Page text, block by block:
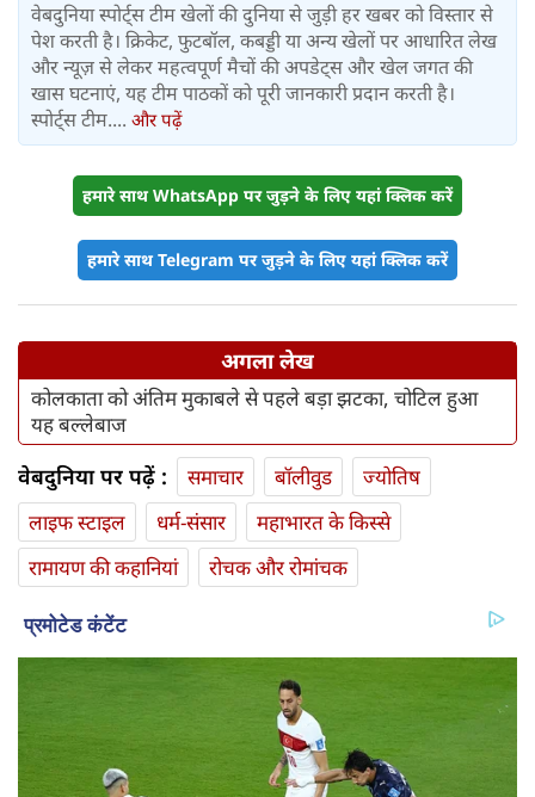
वेबदुनिया स्पोर्ट्स टीम खेलों की दुनिया से जुड़ी हर खबर को विस्तार से
पेश करती है। क्रिकेट, फुटबॉल, कबड्डी या अन्य खेलों पर आधारित लेख
और न्यूज़ से लेकर महत्वपूर्ण मैचों की अपडेट्स और खेल जगत की
खास घटनाएं, यह टीम पाठकों को पूरी जानकारी प्रदान करती है।
स्पोर्ट्स टीम.... और पढ़ें
हमारे साथ WhatsApp पर जुड़ने के लिए यहां क्लिक करें
हमारे साथ Telegram पर जुड़ने के लिए यहां क्लिक करें
अगला लेख
कोलकाता को अंतिम मुकाबले से पहले बड़ा झटका, चोटिल हुआ
यह बल्लेबाज
वेबदुनिया पर पढ़ें : समाचार बॉलीवुड
ज्योतिष
लाइफ स्‍टाइल
धर्म-संसार
महाभारत के किस्से
रामायण की कहानियां
रोचक और रोमांचक